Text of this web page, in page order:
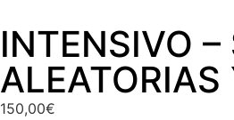
INTENSIVO –
ALEATORIAS
150,00€